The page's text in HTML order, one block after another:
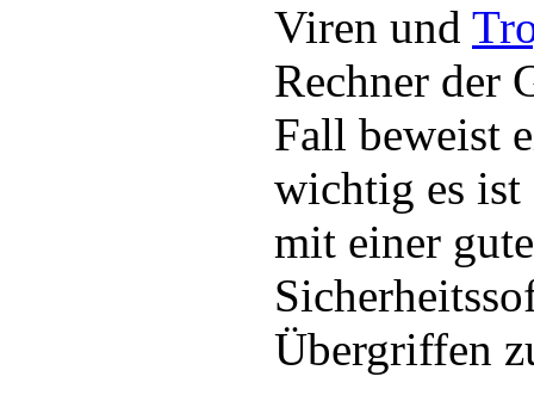
Viren und
Rechner der
Fall beweist
wichtig es ist
mit einer
Übergriffen